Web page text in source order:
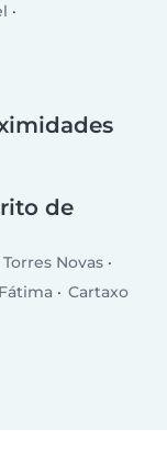
de
Torres Novas
Fátima Cartaxo